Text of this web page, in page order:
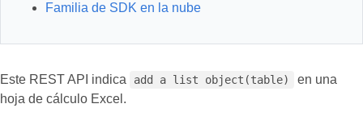
Familia de SDK en la nube
Este REST API indica add a list object(table)
en una
hoja de cálculo Excel.